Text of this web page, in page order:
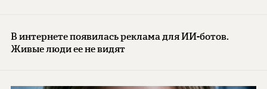
В интернете появилась реклама для ИИ-ботов.
Живые люди ее не видят